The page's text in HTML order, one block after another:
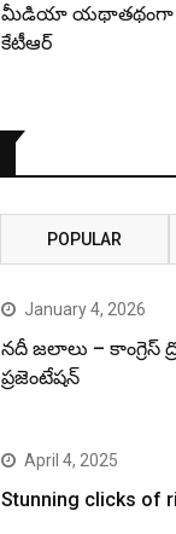
మీడియా యథాతథంగా
కేటీఆర్
POPULAR
January 4, 2026
నదీ జలాలు – కాంగ్రెస్
ప్రజెంటేషన్
April 4, 2025
Stunning clicks of